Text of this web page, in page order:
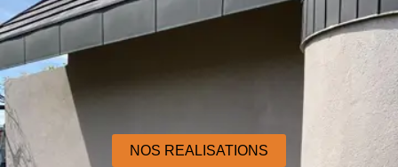
NOS REALISATIONS